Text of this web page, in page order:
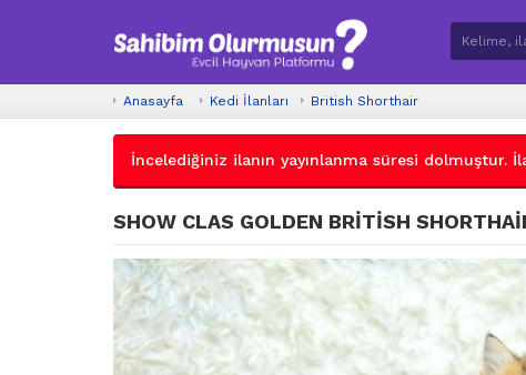
Anasayfa Kedi İlanları British Shorthair
İncelediğiniz ilanın yayınlanma süresi
SHOW CLAS GOLDEN BRİTİSH